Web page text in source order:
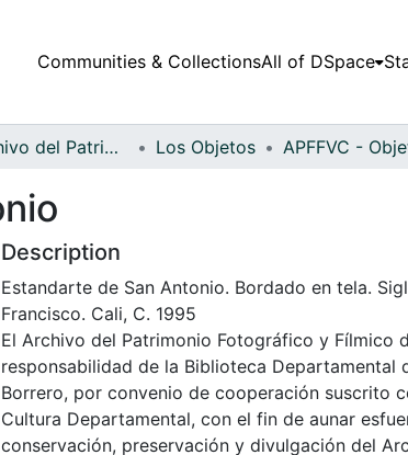
Communities & CollectionsAll of DSpace
Fondo Archivo del Patrimonio Fotográfico y Fílmico del Valle del Cauca Los Objetos
Description
Estandarte de San Antonio. Bordado en tela.
Francisco. Cali, C. 1995
El Archivo del Patrimonio Fotográfico y Fílmico
responsabilidad de la Biblioteca Departamental
Borrero, por convenio de cooperación suscrito
Cultura Departamental, con el fin de aunar
conservación, preservación y divulgación del